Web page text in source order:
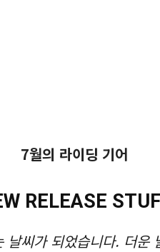
7월의 라이딩 기어
RELEASE
씨가 되었습니다. 더